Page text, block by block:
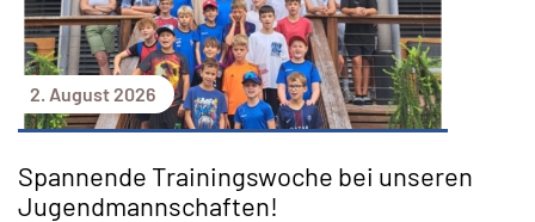
2. August 2026
Spannende Trainingswoche bei unseren
Jugendmannschaften!